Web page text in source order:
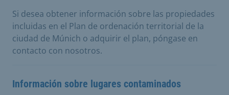
Si desea obtener información sobre las propiedades
incluidas en el Plan de ordenación territorial de la
ciudad de Múnich o adquirir el plan, póngase en
contacto con nosotros.
Información sobre lugares contaminados